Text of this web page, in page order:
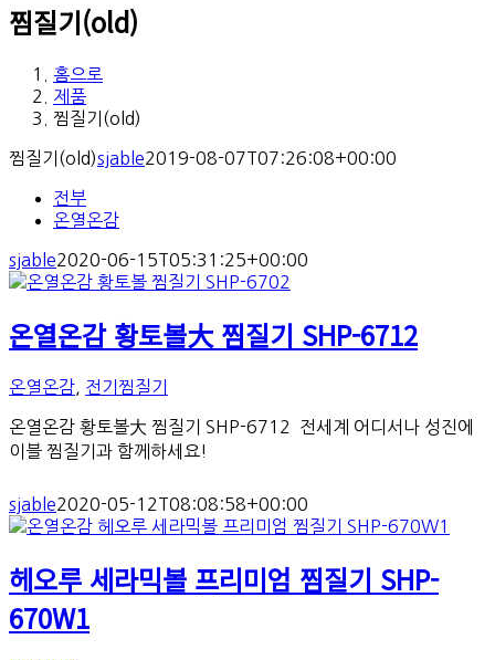
찜질기(old)
홈으로
제품
찜질기(old)
찜질기(old)sjable2019-08-07T07:26:08+00:00
전부
온열온감
sjable2020-06-15T05:31:25+00:00
온열온감 황토볼大 찜질기 SHP-6712
온열온감 전기찜질기
온열온감 황토볼大 찜질기 SHP-6712 전세계 어디서나 성진에
이블 찜질기과 함께하세요!
sjable2020-05-12T08:08:58+00:00
헤오루 세라믹볼 프리미엄 찜질기 SHP-
670W1